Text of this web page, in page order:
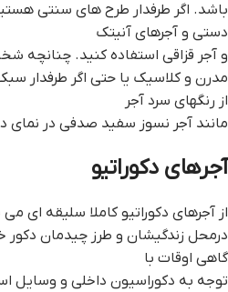
باشد. اگر طرفدار طرح های سنتی
دستی و آجرهای آنیتک
و آجر قزاقی استفاده کنید. چنانچه
مدرن و کلاسیک یا حتی اگر طرفدار
از رنگهای سرد آجر
مانند آجر نسوز سفید صدفی در نمای
آجرهای دکوراتیو
از آجرهای دکوراتیو کاملا سلیقه ای
درمحل زندگیشان و طرز چیدمان دکور
گاهی اوقات با
توجه به دکوراسیون داخلی و وسایل